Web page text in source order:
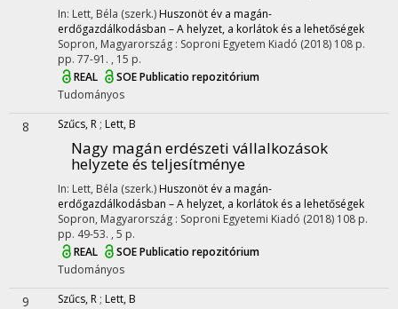
In: Lett, Béla (szerk.) Huszonöt év a magán-
erdőgazdálkodásban – A helyzet, a korlátok és a lehetőségek
Sopron, Magyarország : Soproni Egyetem Kiadó (2018) 108 p.
pp. 77-91. , 15 p.
REAL
SOE Publicatio repozitórium
Tudományos
8 Szűcs, R ; Lett, B
Nagy magán erdészeti vállalkozások
helyzete és teljesítménye
In: Lett, Béla (szerk.) Huszonöt év a magán-
erdőgazdálkodásban – A helyzet, a korlátok és a lehetőségek
Sopron, Magyarország : Soproni Egyetemi Kiadó (2018) 108 p.
pp. 49-53. , 5 p.
REAL
SOE Publicatio repozitórium
Tudományos
9 Szűcs, R ; Lett, B